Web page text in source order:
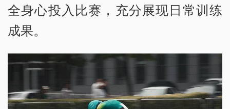
全身心投入比赛，充分展现日常训练
成果。